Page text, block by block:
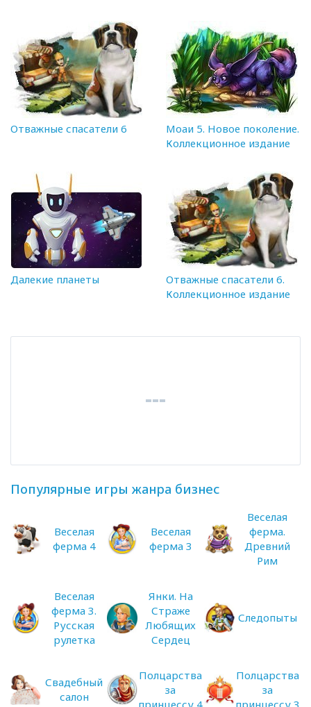
Отважные спасатели 6
Моаи 5. Новое поколение.
Коллекционное издание
Далекие планеты
Отважные спасатели 6.
Коллекционное издание
Популярные игры жанра бизнес
Веселая
ферма 4
Веселая
ферма 3
Веселая
ферма.
Древний
Рим
Веселая
ферма 3.
Русская
рулетка
Янки. На
Страже
Любящих
Сердец
Следопыты
Свадебный
салон
Полцарства
за
принцессу 4
Полцарства
за
принцессу 3